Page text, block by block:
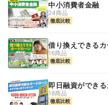
中小消費者金融
24商品
徹底比較
借り換えできる
16商品
徹底比較
即日融資ができ
18商品
徹底比較